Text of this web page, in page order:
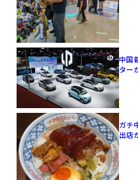
中国
ター
ガチ
出店